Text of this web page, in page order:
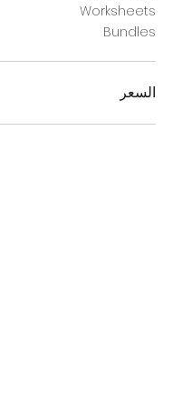
Worksheets
Bundles
السعر